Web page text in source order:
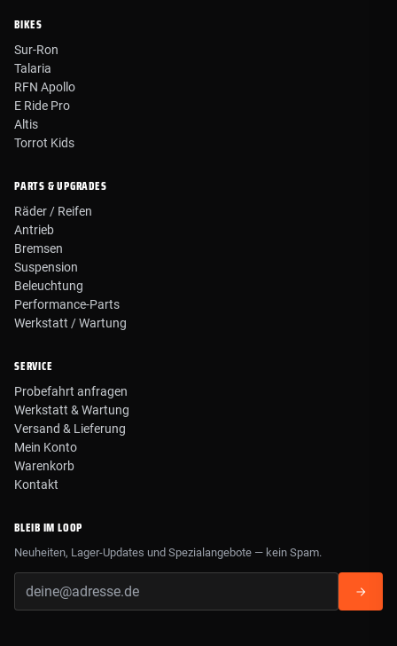
BIKES
Sur-Ron
Talaria
RFN Apollo
E Ride Pro
Altis
Torrot Kids
PARTS & UPGRADES
Räder / Reifen
Antrieb
Bremsen
Suspension
Beleuchtung
Performance-Parts
Werkstatt / Wartung
SERVICE
Probefahrt anfragen
Werkstatt & Wartung
Versand & Lieferung
Mein Konto
Warenkorb
Kontakt
BLEIB IM LOOP
Neuheiten, Lager-Updates und Spezialangebote — kein Spam.